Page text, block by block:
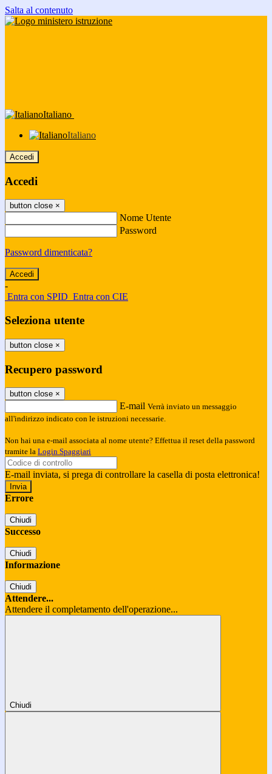
Salta al contenuto
Italiano
Italiano
Accedi
Accedi
button close ×
Nome Utente
Password
Password dimenticata?
-
Entra con SPID Entra con CIE
Seleziona utente
button close ×
Recupero password
button close ×
E-mail Verrà inviato un messaggio
all'indirizzo indicato con le istruzioni necessarie.
Non hai una e-mail associata al nome utente? Effettua il reset della password
tramite la Login Spaggiari
E-mail inviata, si prega di controllare la casella di posta elettronica!
Errore
Chiudi
Successo
Chiudi
Informazione
Chiudi
Attendere...
Attendere il completamento dell'operazione...
Chiudi